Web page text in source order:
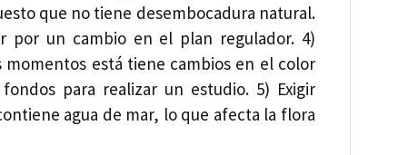
que no tiene desembocadura natural.
por un cambio en el plan regulador. 4)
momentos está tiene cambios en el color
para realizar un estudio. 5) Exigir
agua de mar, lo que afecta la flora